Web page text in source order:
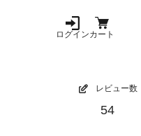
ログインカート
レビュー数
54